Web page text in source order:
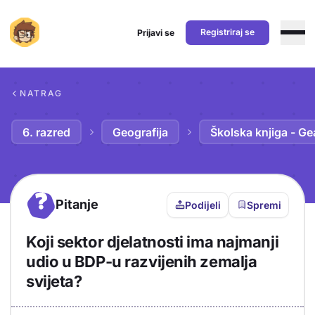
Prijavi se Registriraj se
NATRAG
6. razred Geografija Školska knjiga -
? Pitanje Podijeli Spremi
Koji sektor djelatnosti ima najmanji
udio u BDP-u razvijenih zemalja
svijeta?